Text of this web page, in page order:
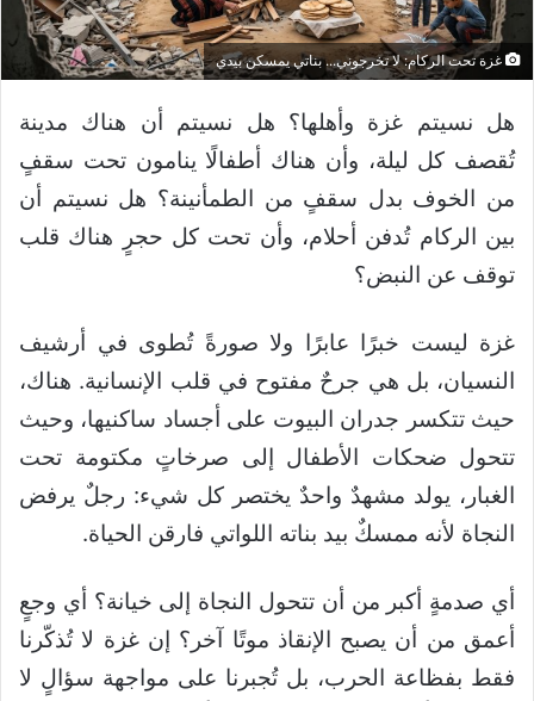
غزة تحت الركام: لا تخرجوني... بناتي يمسكن بيدي
هل نسيتم غزة وأهلها؟ هل نسيتم أن هناك مدينة
تُقصف كل ليلة، وأن هناك أطفالًا ينامون تحت سقفٍ
من الخوف بدل سقفٍ من الطمأنينة؟ هل نسيتم أن
بين الركام تُدفن أحلام، وأن تحت كل حجرٍ هناك قلب
توقف عن النبض؟
غزة ليست خبرًا عابرًا ولا صورةً تُطوى في أرشيف
النسيان، بل هي جرحٌ مفتوح في قلب الإنسانية. هناك،
حيث تتكسر جدران البيوت على أجساد ساكنيها، وحيث
تتحول ضحكات الأطفال إلى صرخاتٍ مكتومة تحت
الغبار، يولد مشهدٌ واحدٌ يختصر كل شيء: رجلٌ يرفض
النجاة لأنه ممسكٌ بيد بناته اللواتي فارقن الحياة.
أي صدمةٍ أكبر من أن تتحول النجاة إلى خيانة؟ أي وجعٍ
أعمق من أن يصبح الإنقاذ موتًا آخر؟ إن غزة لا تُذكّرنا
فقط بفظاعة الحرب، بل تُجبرنا على مواجهة سؤالٍ لا